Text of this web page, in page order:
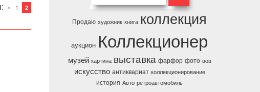
: « 1 2
Продаю художник книга коллекция
аукцион Коллекционер
музей картина выставка фарфор фото вов
искусство антиквариат коллекционирование
история Авто ретроавтомобиль